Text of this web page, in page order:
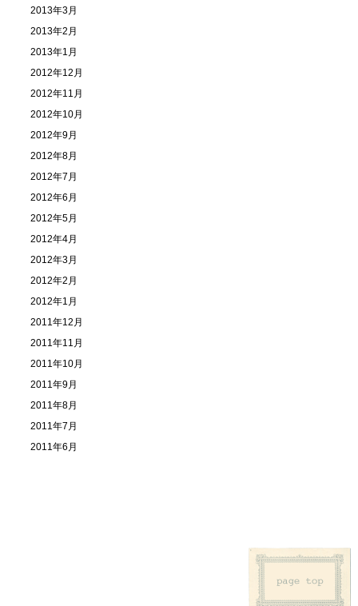
2013年3月
2013年2月
2013年1月
2012年12月
2012年11月
2012年10月
2012年9月
2012年8月
2012年7月
2012年6月
2012年5月
2012年4月
2012年3月
2012年2月
2012年1月
2011年12月
2011年11月
2011年10月
2011年9月
2011年8月
2011年7月
2011年6月